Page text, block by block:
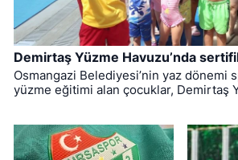
Demirtaş Yüzme Havuzu’nda
Osmangazi Belediyesi’nin yaz dönemi
yüzme eğitimi alan çocuklar, Demirtaş